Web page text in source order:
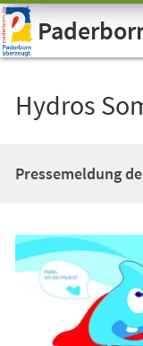
Visuelle
Assistenzsoftware
öffnen.
Hydros
Pressemeldung